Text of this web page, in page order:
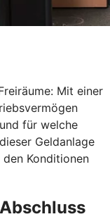
Mit einer
für welche
Geldanlage
Konditionen